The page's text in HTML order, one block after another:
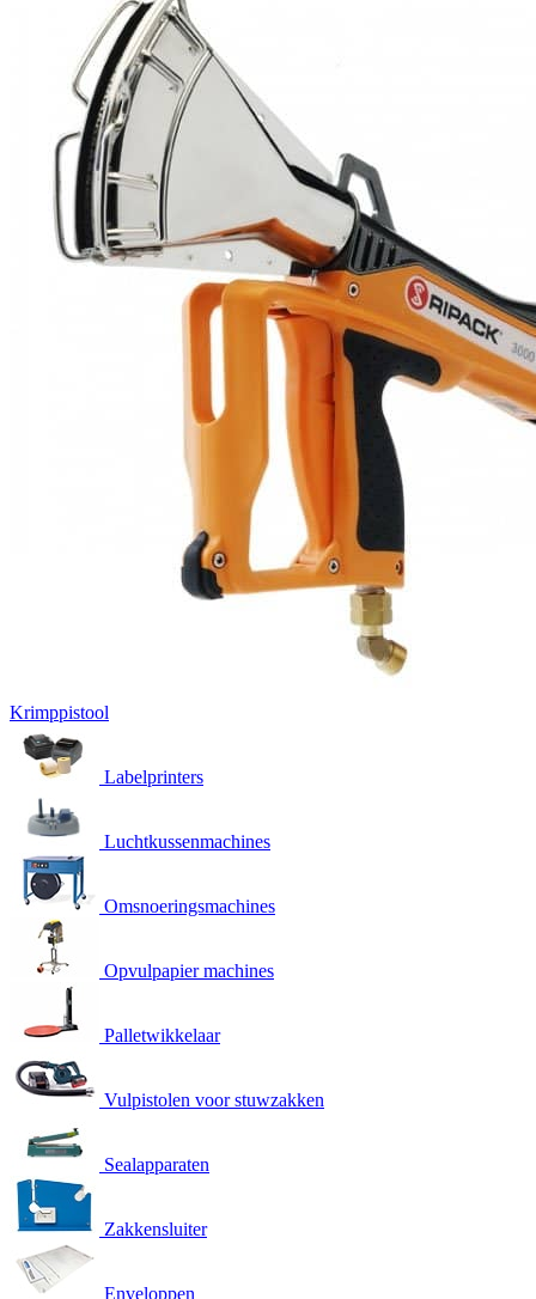
Krimppistool
Labelprinters
Luchtkussenmachines
Omsnoeringsmachines
Opvulpapier machines
Palletwikkelaar
Vulpistolen voor stuwzakken
Sealapparaten
Zakkensluiter
Enveloppen